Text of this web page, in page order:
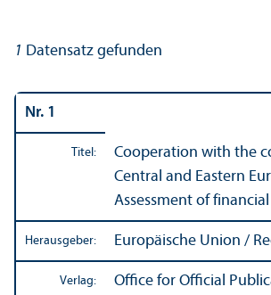
1 Datensatz gefunden
Nr. 1
Titel:
Cooperation with the
Central and Eastern
Assessment of
Herausgeber: Europäische Union /
Verlag:
Office for Official